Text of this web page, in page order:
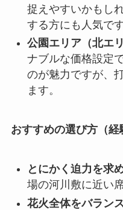
捉えやすいかもし
する方にも人気です
公園エリア（北エ
ナブルな価格設定
のが魅力ですが、
ます。
おすすめの選び方（経
とにかく迫力を求
場の河川敷に近い
花火全体をバラン